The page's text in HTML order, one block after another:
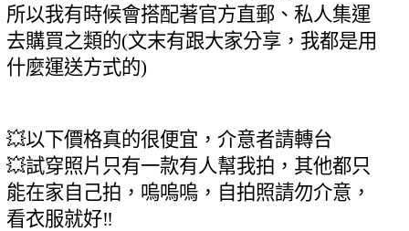
所以我有時候會搭配著官方直郵、私人集運
去購買之類的(文末有跟大家分享，我都是用
什麼運送方式的)
💥以下價格真的很便宜，介意者請轉台
💥試穿照片只有一款有人幫我拍，其他都只
能在家自己拍，嗚嗚嗚，自拍照請勿介意，
看衣服就好‼️